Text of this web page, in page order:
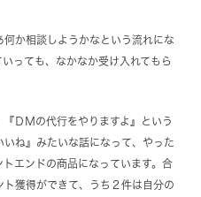
何か相談しようかなという流れにな
っても、なかなか受け入れてもら
ＤＭの代行をやりますよ』という
ね』みたいな話になって、やった
エンドの商品になっています。合
獲得ができて、うち２件は自分の